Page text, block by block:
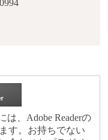
、Adobe Readerの
す。お持ちでない